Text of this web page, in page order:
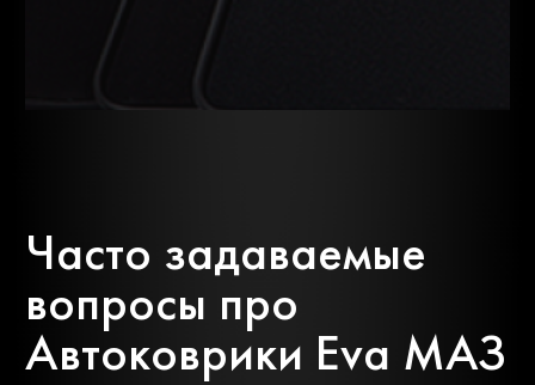
Mercedes-
benz
Часто задаваемые
вопросы про
Автоковрики Eva МАЗ